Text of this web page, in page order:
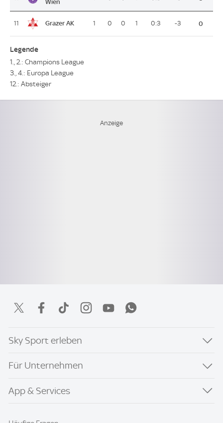
11 Grazer AK 1 0 0 1 0:3 -3 0
Legende
1., 2.: Champions League
3., 4.: Europa League
12.: Absteiger
Sky Sport erleben
Für Unternehmen
App & Services